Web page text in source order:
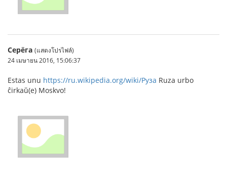
Серёга (แสดงโปรไฟล์)
24 เมษายน 2016, 15:06:37
Estas unu https://ru.wikipedia.org/wiki/Руза Ruza urbo
ĉirkaŭ(e) Moskvo!